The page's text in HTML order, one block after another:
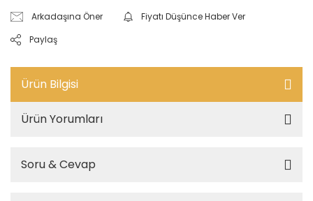
Arkadaşına Öner
Fiyatı Düşünce Haber Ver
Paylaş
Ürün Bilgisi
Ürün Yorumları
Soru & Cevap